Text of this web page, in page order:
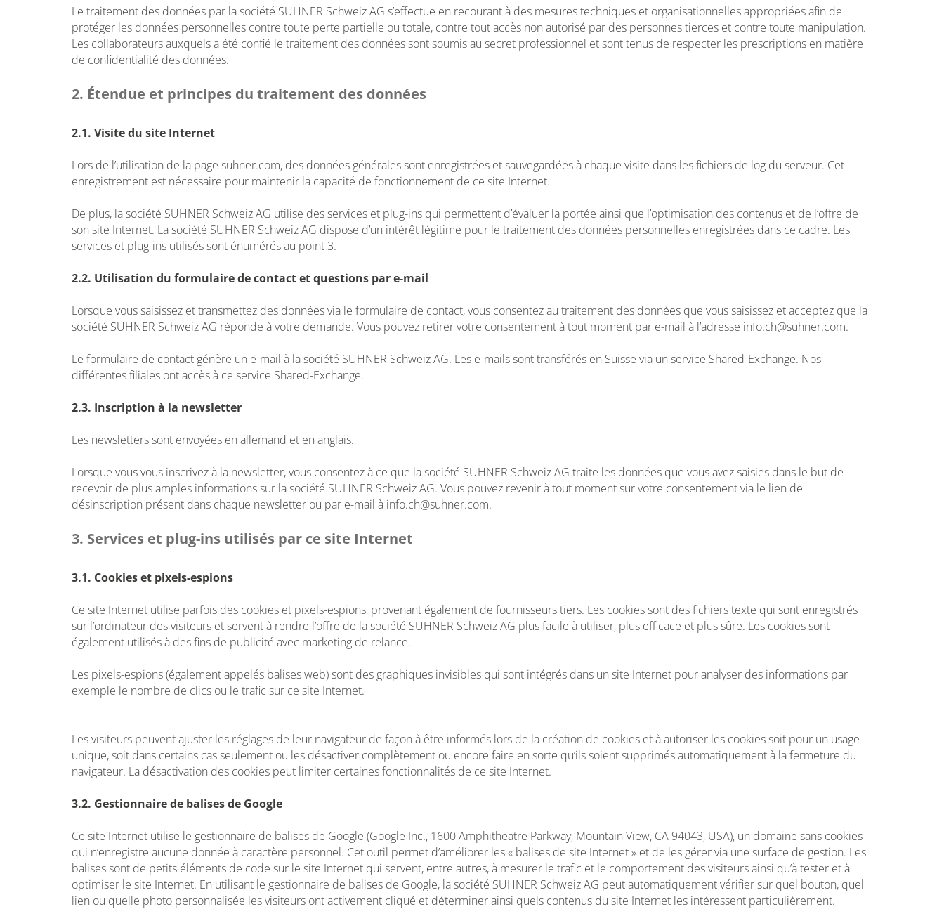
Le traitement des données par la société SUHNER Schweiz AG s’effectue en recourant à des mesures techniques et organisationnelles appropriées afin de
protéger les données personnelles contre toute perte partielle ou totale, contre tout accès non autorisé par des personnes tierces et contre toute manipulation.
Les collaborateurs auxquels a été confié le traitement des données sont soumis au secret professionnel et sont tenus de respecter les prescriptions en matière
de confidentialité des données.
2. Étendue et principes du traitement des données
2.1. Visite du site Internet
Lors de l’utilisation de la page suhner.com, des données générales sont enregistrées et sauvegardées à chaque visite dans les fichiers de log du serveur. Cet
enregistrement est nécessaire pour maintenir la capacité de fonctionnement de ce site Internet.
De plus, la société SUHNER Schweiz AG utilise des services et plug-ins qui permettent d’évaluer la portée ainsi que l’optimisation des contenus et de l’offre de
son site Internet. La société SUHNER Schweiz AG dispose d’un intérêt légitime pour le traitement des données personnelles enregistrées dans ce cadre. Les
services et plug-ins utilisés sont énumérés au point 3.
2.2. Utilisation du formulaire de contact et questions par e-mail
Lorsque vous saisissez et transmettez des données via le formulaire de contact, vous consentez au traitement des données que vous saisissez et acceptez que la
société SUHNER Schweiz AG réponde à votre demande. Vous pouvez retirer votre consentement à tout moment par e-mail à l’adresse info.ch@suhner.com.
Le formulaire de contact génère un e-mail à la société SUHNER Schweiz AG. Les e-mails sont transférés en Suisse via un service Shared-Exchange. Nos
différentes filiales ont accès à ce service Shared-Exchange.
2.3. Inscription à la newsletter
Les newsletters sont envoyées en allemand et en anglais.
Lorsque vous vous inscrivez à la newsletter, vous consentez à ce que la société SUHNER Schweiz AG traite les données que vous avez saisies dans le but de
recevoir de plus amples informations sur la société SUHNER Schweiz AG. Vous pouvez revenir à tout moment sur votre consentement via le lien de
désinscription présent dans chaque newsletter ou par e-mail à info.ch@suhner.com.
3. Services et plug-ins utilisés par ce site Internet
3.1. Cookies et pixels-espions
Ce site Internet utilise parfois des cookies et pixels-espions, provenant également de fournisseurs tiers. Les cookies sont des fichiers texte qui sont enregistrés
sur l’ordinateur des visiteurs et servent à rendre l’offre de la société SUHNER Schweiz AG plus facile à utiliser, plus efficace et plus sûre. Les cookies sont
également utilisés à des fins de publicité avec marketing de relance.
Les pixels-espions (également appelés balises web) sont des graphiques invisibles qui sont intégrés dans un site Internet pour analyser des informations par
exemple le nombre de clics ou le trafic sur ce site Internet.
Les visiteurs peuvent ajuster les réglages de leur navigateur de façon à être informés lors de la création de cookies et à autoriser les cookies soit pour un usage
unique, soit dans certains cas seulement ou les désactiver complètement ou encore faire en sorte qu’ils soient supprimés automatiquement à la fermeture du
navigateur. La désactivation des cookies peut limiter certaines fonctionnalités de ce site Internet.
3.2. Gestionnaire de balises de Google
Ce site Internet utilise le gestionnaire de balises de Google (Google Inc., 1600 Amphitheatre Parkway, Mountain View, CA 94043, USA), un domaine sans cookies
qui n’enregistre aucune donnée à caractère personnel. Cet outil permet d’améliorer les « balises de site Internet » et de les gérer via une surface de gestion. Les
balises sont de petits éléments de code sur le site Internet qui servent, entre autres, à mesurer le trafic et le comportement des visiteurs ainsi qu’à tester et à
optimiser le site Internet. En utilisant le gestionnaire de balises de Google, la société SUHNER Schweiz AG peut automatiquement vérifier sur quel bouton, quel
lien ou quelle photo personnalisée les visiteurs ont activement cliqué et déterminer ainsi quels contenus du site Internet les intéressent particulièrement.